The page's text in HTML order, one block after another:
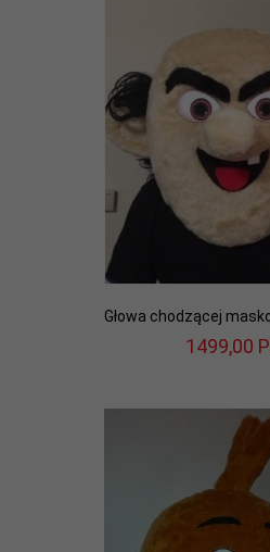
Głowa chodzącej
1499,00